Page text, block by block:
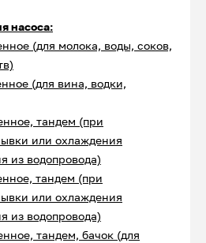
насоса:
(для молока, воды, соков,
(для вина, водки,
тандем (при
или охлаждения
из водопровода)
тандем (при
или охлаждения
из водопровода)
тандем, бачок (для